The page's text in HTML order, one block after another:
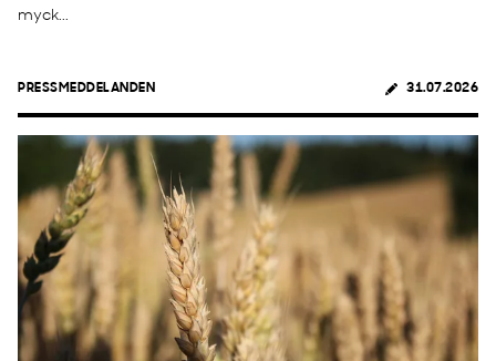
myck...
PRESSMEDDELANDEN 31.07.2026